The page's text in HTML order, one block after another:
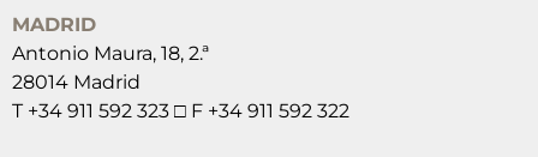
MADRID
Antonio Maura, 18, 2.ª
28014 Madrid
T +34 911 592 323 □ F +34 911 592 322